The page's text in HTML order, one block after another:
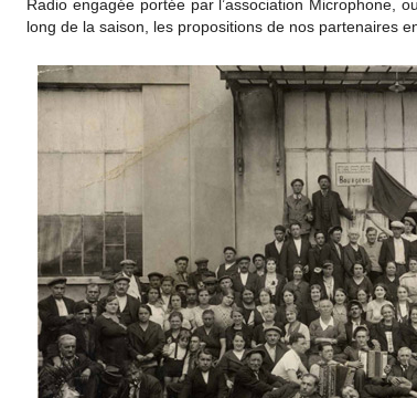
Radio engagée portée par l’association Microphone,
long de la saison, les propositions de nos partenaires